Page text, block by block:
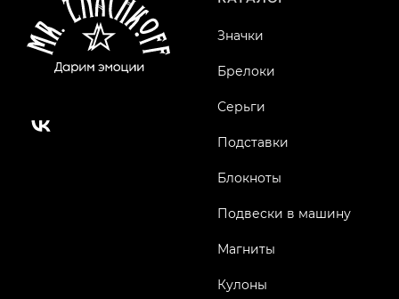
Значки
Брелоки
Серьги
Подставки
Блокноты
Подвески в машину
Магниты
Кулоны